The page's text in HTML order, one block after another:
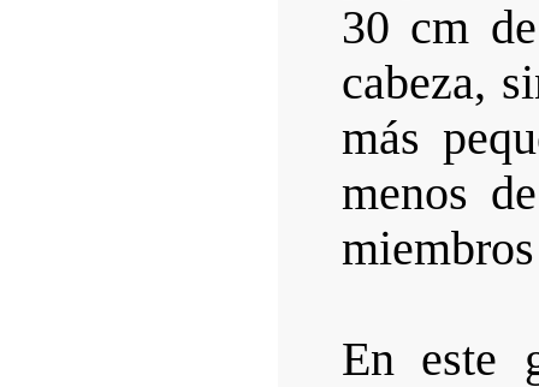
30 cm
cabeza,
más
menos
En este